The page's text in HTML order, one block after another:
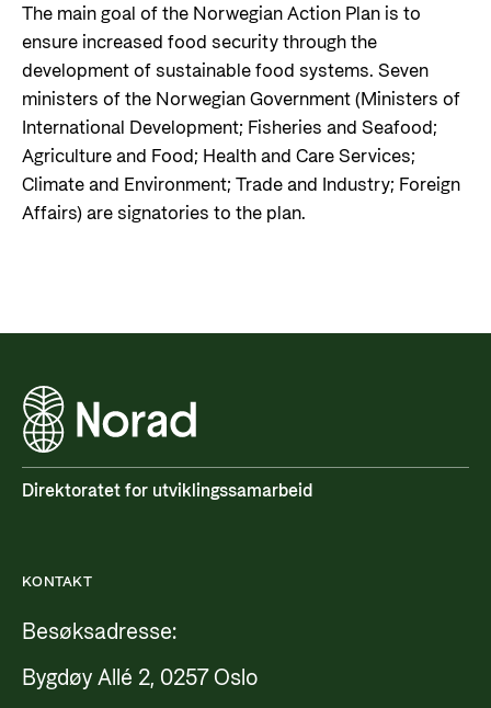
The main goal of the Norwegian Action Plan is to
ensure increased food security through the
development of sustainable food systems. Seven
ministers of the Norwegian Government (Ministers of
International Development; Fisheries and Seafood;
Agriculture and Food; Health and Care Services;
Climate and Environment; Trade and Industry; Foreign
Affairs) are signatories to the plan.
Direktoratet for utviklingssamarbeid
KONTAKT
Besøksadresse:
Bygdøy Allé 2, 0257 Oslo